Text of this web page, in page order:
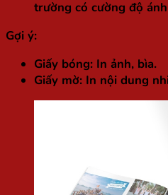
trường có cường độ
Gợi ý:
Giấy bóng: In ảnh, bìa.
Giấy mờ: In nội dung